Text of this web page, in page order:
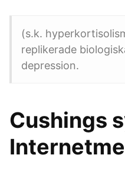
(s.k.
replikerade
depression.
Cushings